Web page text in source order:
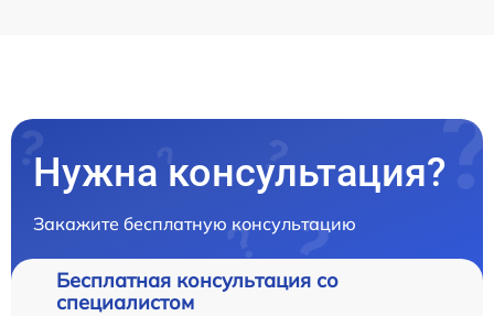
Нужна консультация?
Закажите бесплатную консультацию
Бесплатная консультация со
специалистом